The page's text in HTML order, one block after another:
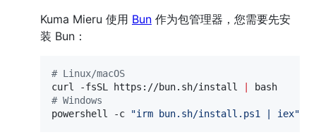
Kuma Mieru 使用 Bun 作为包管理器，您需要先安
装 Bun：
# Linux/macOS
curl -fsSL https://bun.sh/install
# Windows
powershell -c
"irm bun.sh/install.ps1 | iex"